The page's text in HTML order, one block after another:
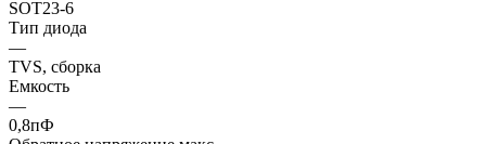
SOT23-6
Тип диода
—
TVS, сборка
Емкость
—
0,8пФ